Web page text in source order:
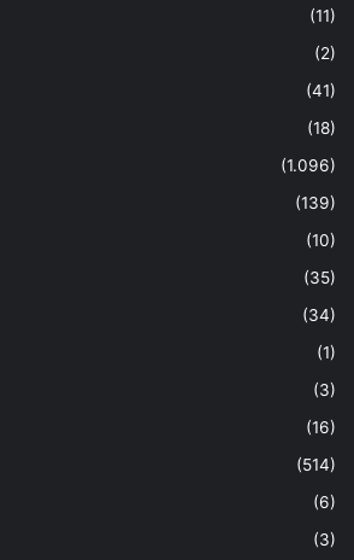
(11)
(2)
(41)
(18)
(1.096)
(139)
(10)
(35)
(34)
(1)
(3)
(16)
(514)
(6)
(3)